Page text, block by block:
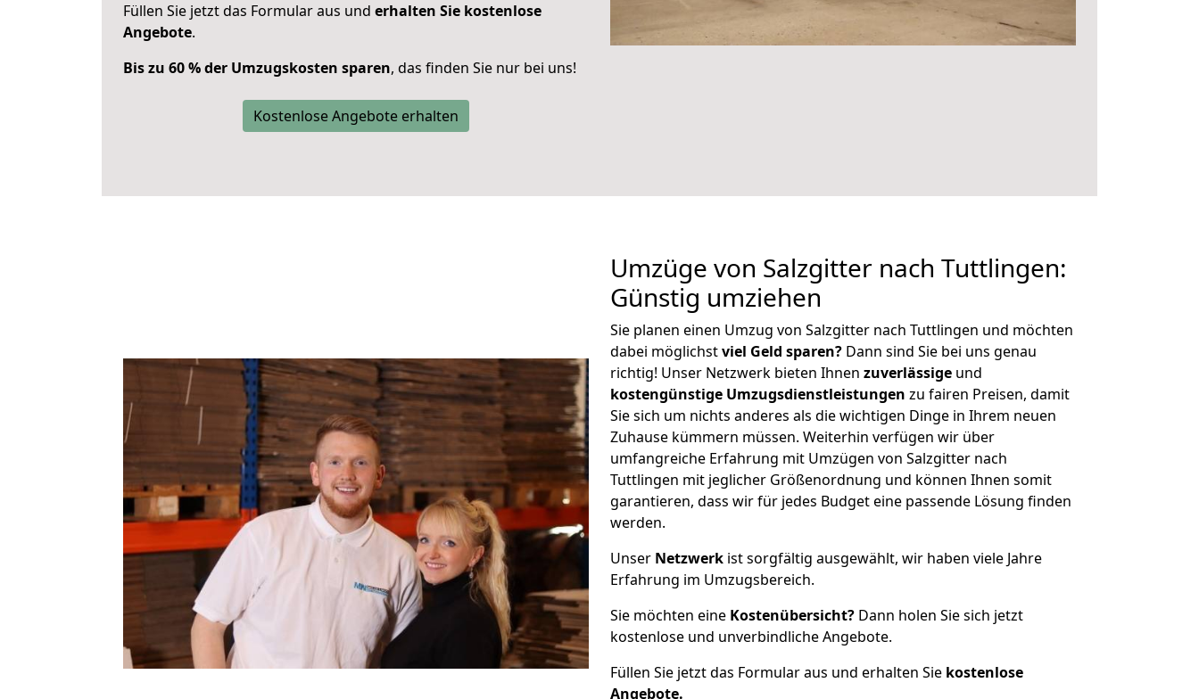
Füllen Sie jetzt das Formular aus und erhalten Sie kostenlose
Angebote.
Bis zu 60 % der Umzugskosten sparen, das finden Sie nur bei uns!
Kostenlose Angebote erhalten
Umzüge von Salzgitter nach Tuttlingen:
Günstig umziehen
Sie planen einen Umzug von Salzgitter nach Tuttlingen und möchten
dabei möglichstviel Geld sparen? Dann sind Sie bei uns genau
richtig! Unser Netzwerk bieten Ihnen zuverlässige und
kostengünstige Umzugsdienstleistungen zu fairen Preisen, damit
Sie sich um nichts anderes als die wichtigen Dinge in Ihrem neuen
Zuhause kümmern müssen. Weiterhin verfügen wir über
umfangreiche Erfahrung mit Umzügen von Salzgitter nach
Tuttlingen mit jeglicher Größenordnung und können Ihnen somit
garantieren, dass wir für jedes Budget eine passende Lösung finden
werden.
Unser Netzwerk ist sorgfältig ausgewählt, wir haben viele Jahre
Erfahrung im Umzugsbereich.
Sie möchten eine Kostenübersicht? Dann holen Sie sich jetzt
kostenlose und unverbindliche Angebote.
Füllen Sie jetzt das Formular aus und erhalten Sie kostenlose
Angebote.